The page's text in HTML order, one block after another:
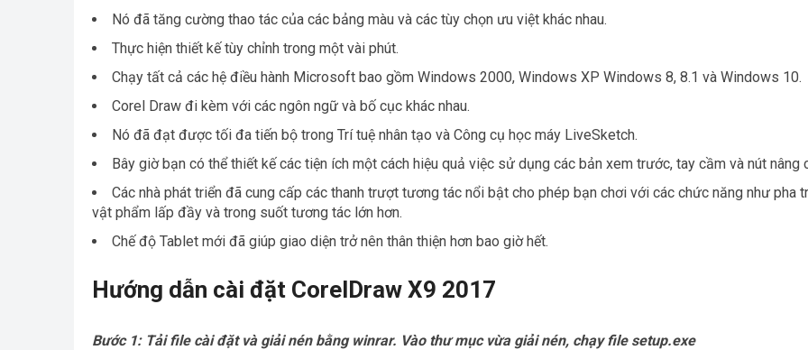
Nó đã tăng cường thao tác của các bảng màu và các tùy chọn ưu việt khác nhau.
Thực hiện thiết kế tùy chỉnh trong một vài phút.
Chạy tất cả các hệ điều hành Microsoft bao gồm Windows 2000, Windows XP Windows 8, 8.1 và Windows 10.
Corel Draw đi kèm với các ngôn ngữ và bố cục khác nhau.
Nó đã đạt được tối đa tiến bộ trong Trí tuệ nhân tạo và Công cụ học máy LiveSketch.
Bây giờ bạn có thể thiết kế các tiện ích một cách hiệu quả việc sử dụng các bản xem trước, tay cầm và nút nâng
Các nhà phát triển đã cung cấp các thanh trượt tương tác nổi bật cho phép bạn chơi với các chức năng như pha
vật phẩm lấp đầy và trong suốt tương tác lớn hơn.
Chế độ Tablet mới đã giúp giao diện trở nên thân thiện hơn bao giờ hết.
Hướng dẫn cài đặt CorelDraw X9 2017
Bước 1: Tải file cài đặt và giải nén bằng winrar. Vào thư mục vừa giải nén, chạy file setup.exe